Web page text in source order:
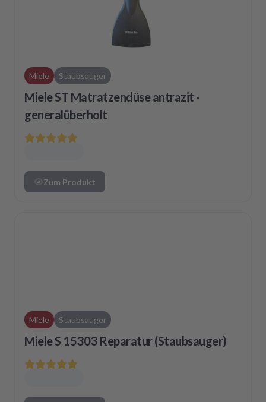
Miele Staubsauger
Miele ST Matratzendüse antrazit -
generalüberholt
Zum Produkt
Miele Staubsauger
Miele S 15303 Reparatur (Staubsauger)